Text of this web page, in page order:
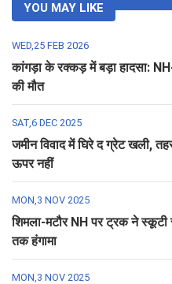
YOU MAY LIKE
WED,25 FEB 2026
कांगड़ा के रक्कड़ में बड़ा हादसा:
की मौत
SAT,6 DEC 2025
जमीन विवाद में घिरे द ग्रेट खली,
ऊपर नहीं
MON,3 NOV 2025
शिमला-मटौर NH पर ट्रक ने स्कूटी
तक हंगामा
MON,3 NOV 2025